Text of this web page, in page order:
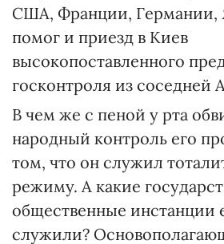
США, Франции, Германии,
помог и приезд в Киев
высокопоставленного
госконтроля из соседней
В чем же с пеной у рта
народный контроль его
том, что он служил
режиму. А какие
общественные инстанции
служили?